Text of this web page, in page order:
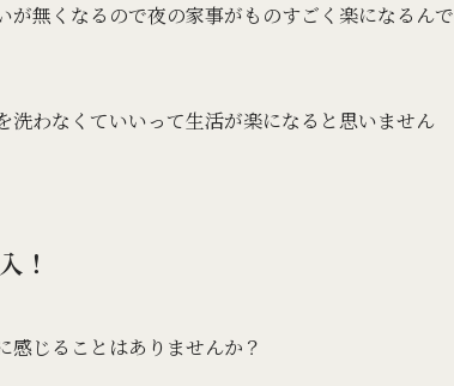
無くなるので夜の家事がものすごく楽になるんで
わなくていいって生活が楽になると思いません
！
じることはありませんか？